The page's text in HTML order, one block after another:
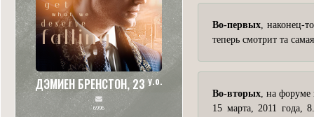
ДЭМИЕН БРЕНСТОН, 23 y.o.
6996
Во-первых, наконец-
теперь смотрит та
Во-вторых, на форуме
15 марта, 2011 года,